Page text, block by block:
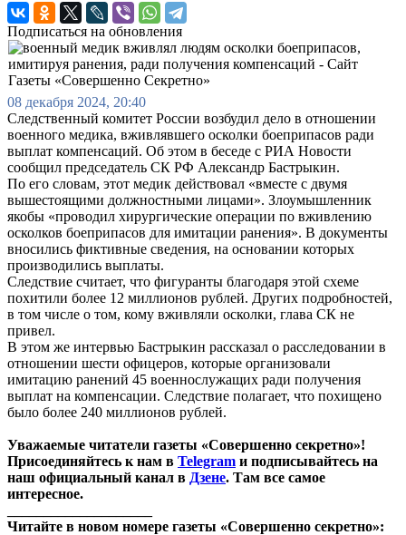
Подписаться на обновления
08 декабря 2024, 20:40
Следственный комитет России возбудил дело в отношении
военного медика, вживлявшего осколки боеприпасов ради
выплат компенсаций. Об этом в беседе с РИА Новости
сообщил председатель СК РФ Александр Бастрыкин.
По его словам, этот медик действовал «вместе с двумя
вышестоящими должностными лицами». Злоумышленник
якобы «проводил хирургические операции по вживлению
осколков боеприпасов для имитации ранения». В документы
вносились фиктивные сведения, на основании которых
производились выплаты.
Следствие считает, что фигуранты благодаря этой схеме
похитили более 12 миллионов рублей. Других подробностей,
в том числе о том, кому вживляли осколки, глава СК не
привел.
В этом же интервью Бастрыкин рассказал о расследовании в
отношении шести офицеров, которые организовали
имитацию ранений 45 военнослужащих ради получения
выплат на компенсации. Следствие полагает, что похищено
было более 240 миллионов рублей.
Уважаемые читатели газеты «Совершенно секретно»!
Присоединяйтесь к нам в Telegram и подписывайтесь на
наш официальный канал в Дзене. Там все самое
интересное.
Читайте в новом номере газеты «Совершенно секретно»: